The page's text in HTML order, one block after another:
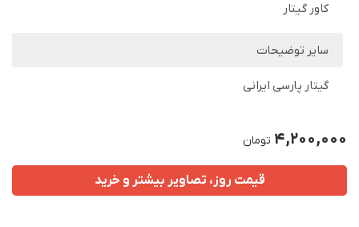
کاور گیتار
سایر توضیحات
گیتار پارسی ایرانی
4,200,000 تومان
قیمت روز، تصاویر بیشتر و خرید